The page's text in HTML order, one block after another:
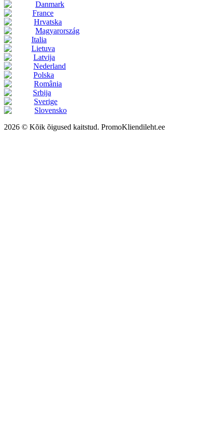
Danmark
France
Hrvatska
Magyarország
Italia
Lietuva
Latvija
Nederland
Polska
România
Srbija
Sverige
Slovensko
2026 © Kõik õigused kaitstud. PromoKliendileht.ee